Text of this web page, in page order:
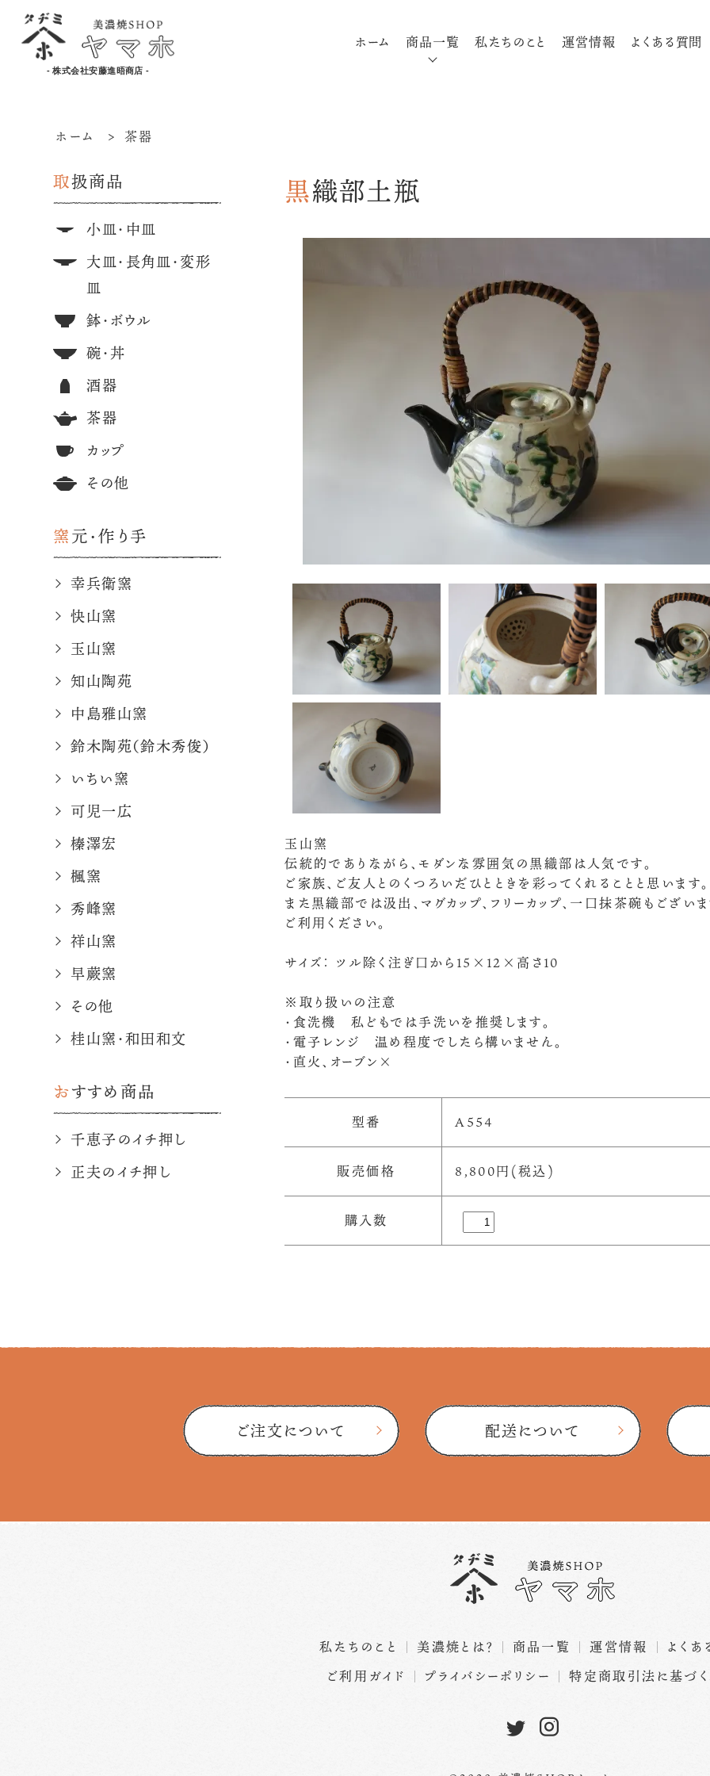
- 株式会社安藤進晤商店 -
ホーム 商品一覧 私たちのこと 運営情報 よくある質問
ホーム > 茶器
取扱商品
小皿・中皿
大皿・長角皿・変形
皿
鉢・ボウル
碗・丼
酒器
茶器
カップ
その他
窯元・作り手
幸兵衛窯
快山窯
玉山窯
知山陶苑
中島雅山窯
鈴木陶苑（鈴木秀俊）
いちい窯
可児一広
榛澤宏
楓窯
秀峰窯
祥山窯
早蕨窯
その他
桂山窯・和田和文
おすすめ商品
千恵子のイチ押し
正夫のイチ押し
黒織部土瓶
玉山窯
伝統的でありながら、モダンな雰囲気の黒織部は人気です。
ご家族、ご友人とのくつろいだひとときを彩ってくれることと思います。
また黒織部では汲出、マグカップ、フリーカップ、一口抹茶碗もござい
ご利用ください。
サイズ： ツル除く注ぎ口から15×12×高さ10
※取り扱いの注意
・食洗機 私どもでは手洗いを推奨します。
・電子レンジ 温め程度でしたら構いません。
・直火、オーブン×
型番 A554
販売価格 8,800円(税込)
購入数
ご注文について 配送について
私たちのこと 美濃焼とは？ 商品一覧 運営情報
よく
ご利用ガイド
プライバシーポリシー 特定商取引法に基づ